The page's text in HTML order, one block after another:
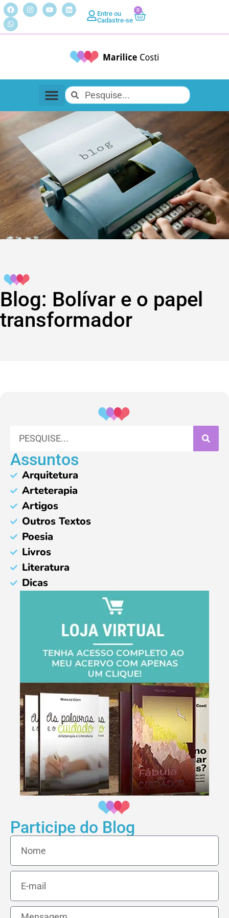
Entre ou
Cadastre-se
0
Blog: Bolívar e o papel
transformador
Assuntos
Arquitetura
Arteterapia
Artigos
Outros Textos
Poesia
Livros
Literatura
Dicas
Participe do Blog